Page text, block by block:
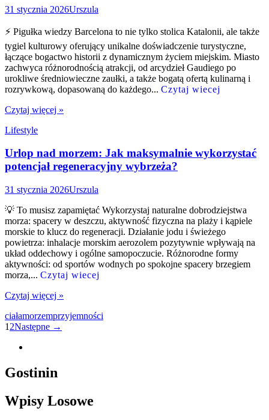
31 stycznia 2026Urszula
⚡ Pigułka wiedzy Barcelona to nie tylko stolica Katalonii, ale także
tygiel kulturowy oferujący unikalne doświadczenie turystyczne,
łączące bogactwo historii z dynamicznym życiem miejskim. Miasto
zachwyca różnorodnością atrakcji, od arcydzieł Gaudiego po
urokliwe średniowieczne zaułki, a także bogatą ofertą kulinarną i
rozrywkową, dopasowaną do każdego... Czytaj wiecej
Czytaj więcej »
Lifestyle
Urlop nad morzem: Jak maksymalnie wykorzystać
potencjał regeneracyjny wybrzeża?
31 stycznia 2026Urszula
💡 To musisz zapamiętać Wykorzystaj naturalne dobrodziejstwa
morza: spacery w deszczu, aktywność fizyczna na plaży i kąpiele
morskie to klucz do regeneracji. Działanie jodu i świeżego
powietrza: inhalacje morskim aerozolem pozytywnie wpływają na
układ oddechowy i ogólne samopoczucie. Różnorodne formy
aktywności: od sportów wodnych po spokojne spacery brzegiem
morza,... Czytaj wiecej
Czytaj więcej »
ciałamorzemprzyjemności
Nawigacja
1 2Następne →
Gostinin
Wpisy Losowe